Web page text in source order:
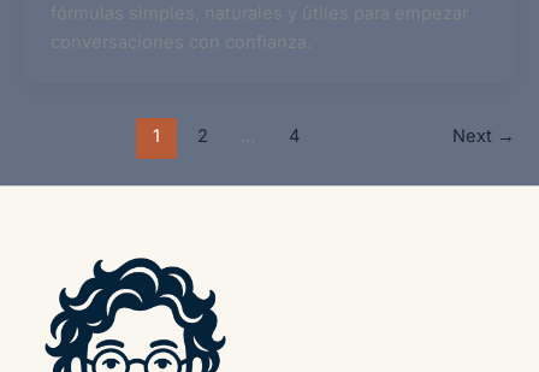
fórmulas simples, naturales y útiles para empezar
conversaciones con confianza.
1 2 … 4 Next →